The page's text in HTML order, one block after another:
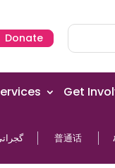
Donate
Get
普通话